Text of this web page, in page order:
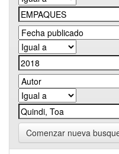
Comenzar nueva